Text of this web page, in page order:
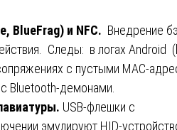
BlueFrag) и NFC. Внедрение
Следы: в логах Android
с пустыми MAC-
Bluetooth-демонами.
USB-флешки с
эмулируют HID-